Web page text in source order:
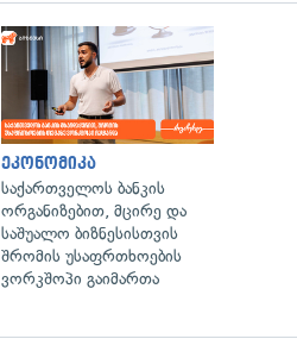
ეკონომიკა
საქართველოს ბანკის
ორგანიზებით, მცირე და
საშუალო ბიზნესისთვის
შრომის უსაფრთხოების
ვორკშოპი გაიმართა